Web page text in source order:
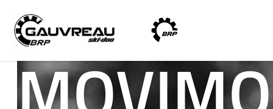
Gauvreau Ski-Doo